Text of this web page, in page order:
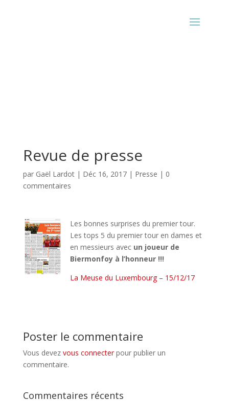
Revue de presse
par Gaël Lardot| Déc 16, 2017| Presse | 0
commentaires
Les bonnes surprises du premier tour.
Les tops 5 du premier tour en dames et
en messieurs avec un joueur de
Biermonfoy à l’honneur !!!
La Meuse du Luxembourg – 15/12/17
Poster le commentaire
Vous devez vous connecterpour publier un
commentaire.
Commentaires récents